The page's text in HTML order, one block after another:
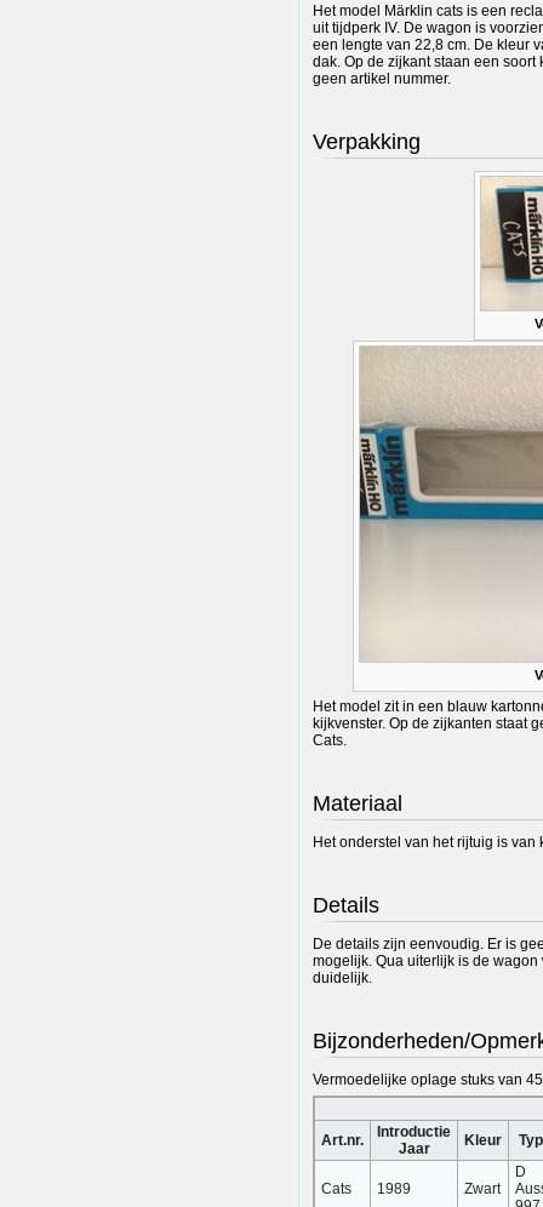
Het model Märklin cats is een
uit tijdperk IV. De wagon is
een lengte van 22,8 cm. De kleur
dak. Op de zijkant staan een
geen artikel nummer.
Verpakking
Het model zit in een blauw
kijkvenster. Op de zijkanten staat
Cats.
Materiaal
Het onderstel van het rijtuig is
Details
De details zijn eenvoudig. Er is
mogelijk. Qua uiterlijk is de
duidelijk.
Bijzonderheden/
Vermoedelijke oplage stuks van
Art.nr.
Introductie
Jaar
Kleur
Cats 1989 Zwart
D